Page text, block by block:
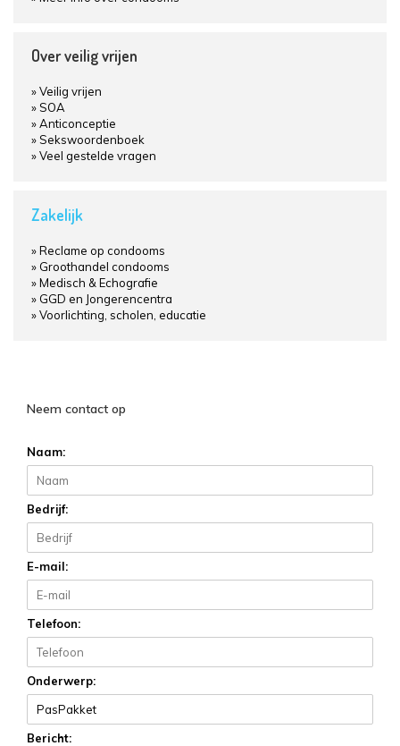
Over veilig vrijen
Veilig vrijen
SOA
Anticonceptie
Sekswoordenboek
Veel gestelde vragen
Zakelijk
Reclame op condooms
Groothandel condooms
Medisch & Echografie
GGD en Jongerencentra
Voorlichting, scholen, educatie
Neem contact op
Naam:
Bedrijf:
E-mail:
Telefoon:
Onderwerp:
Bericht: